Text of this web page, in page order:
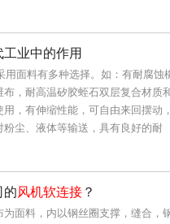
工业中的作用
用面料有多种选择。如：有耐腐
布，耐高温矽胶蛭石双层复合
，有伸缩性能，可自由来回摆动
尘、液体等输送，具有良好的耐
的风机软连接 ？
面料，内以钢丝圈支撑，缝合，